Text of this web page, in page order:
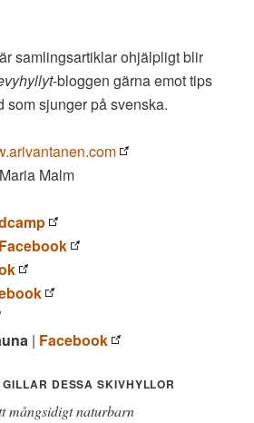
samlingsartiklar ohjälpligt blir
-bloggen gärna emot tips
som sjunger på svenska.
Malm
Facebook
| Facebook
DESSA SKIVHYLLOR
mångsidigt naturbarn